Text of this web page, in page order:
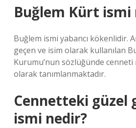
Buğlem Kürt ismi
Buğlem ismi yabancı kökenlidir.
geçen ve isim olarak kullanılan
Kurumu’nun sözlüğünde
olarak tanımlanmaktadır.
Cennetteki güzel
ismi nedir?